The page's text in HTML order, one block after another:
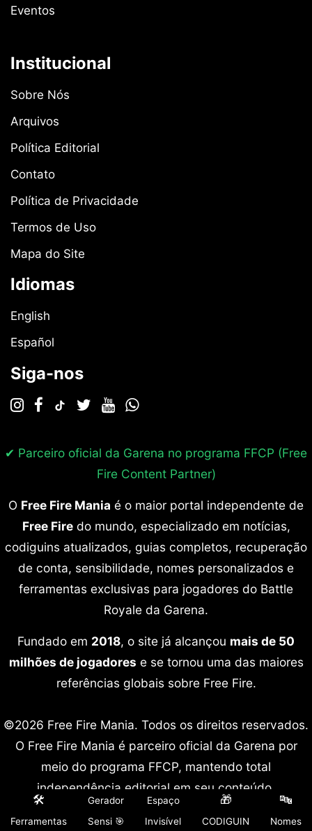
Eventos
Institucional
Sobre Nós
Arquivos
Política Editorial
Contato
Política de Privacidade
Termos de Uso
Mapa do Site
Idiomas
English
Español
Siga-nos
✔ Parceiro oficial da Garena no programa FFCP (Free
Fire Content Partner)
O Free Fire Mania é o maior portal independente de
Free Firedo mundo, especializado em notícias,
codiguins atualizados, guias completos, recuperação
de conta, sensibilidade, nomes personalizados e
ferramentas exclusivas para jogadores do Battle
Royale da Garena.
Fundado em 2018, o site já alcançou mais de 50
milhões de jogadores e se tornou uma das maiores
referências globais sobre Free Fire.
©2026 Free Fire Mania. Todos os direitos reservados.
O Free Fire Mania é parceiro oficial da Garena por
meio do programa FFCP, mantendo total
independência editorial em seu conteúdo.
Free Fire é marca registrada da Garena International.
🛠️
Ferramentas
Gerador
Sensi 🎯
Espaço
Invisível
🎁
CODIGUIN
🔤
Nomes